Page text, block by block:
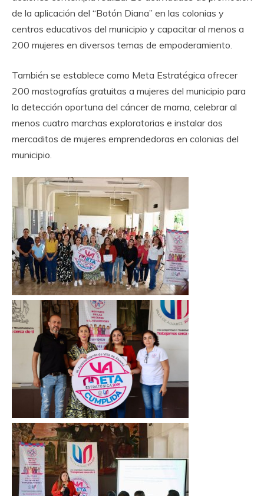
de la aplicación del “Botón Diana” en las colonias y
centros educativos del municipio y capacitar al menos a
200 mujeres en diversos temas de empoderamiento.
También se establece como Meta Estratégica ofrecer
200 mastografías gratuitas a mujeres del municipio para
la detección oportuna del cáncer de mama, celebrar al
menos cuatro marchas exploratorias e instalar dos
mercaditos de mujeres emprendedoras en colonias del
municipio.